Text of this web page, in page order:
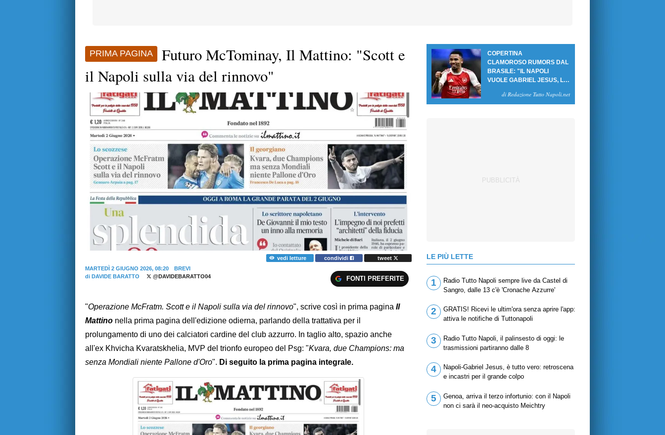
PRIMA PAGINA
Futuro McTominay, Il Mattino: "Scott e
il Napoli sulla via del rinnovo"
vedi letture condividi
tweet
MARTEDÌ 2 GIUGNO 2026, 08:20
BREVI
di DAVIDE BARATTO @DAVIDEBARATTO04 FONTI PREFERITE
"Operazione McFratm. Scott e il Napoli sulla via del rinnovo", scrive così in prima pagina Il
Mattino nella prima pagina dell'edizione odierna, parlando della trattativa per il
prolungamento di uno dei calciatori cardine del club azzurro. In taglio alto, spazio anche
all'ex Khvicha Kvaratskhelia, MVP del trionfo europeo del Psg: "Kvara, due Champions: ma
senza Mondiali niente Pallone d'Oro". Di seguito la prima pagina integrale.
COPERTINA
CLAMOROSO RUMORS DAL
BRASILE: "IL NAPOLI
VUOLE GABRIEL JESUS, LE
di Redazione Tutto Napoli.net
LE PIÙ LETTE
1
Radio Tutto Napoli sempre live da Castel di
Sangro, dalle 13 c'è 'Cronache Azzurre'
2
GRATIS! Ricevi le ultim'ora senza aprire l'app:
attiva le notifiche di Tuttonapoli
3
Radio Tutto Napoli, il palinsesto di oggi: le
trasmissioni partiranno dalle 8
4
Napoli-Gabriel Jesus, è tutto vero: retroscena
e incastri per il grande colpo
5
Genoa, arriva il terzo infortunio: con il Napoli
non ci sarà il neo-acquisto Meichtry